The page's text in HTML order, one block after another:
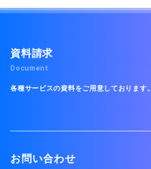
資料請求
Document
各種サービスの資料をご用意しております。
お問い合わせ